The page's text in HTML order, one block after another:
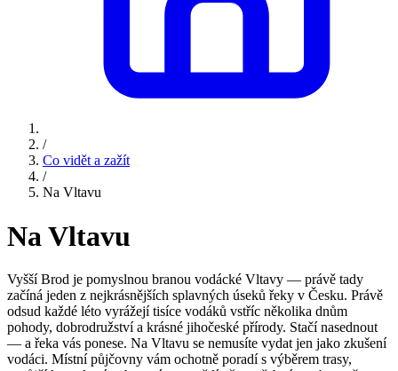
/
Co vidět a zažít
/
Na Vltavu
Na Vltavu
Vyšší Brod je pomyslnou branou vodácké Vltavy — právě tady
začíná jeden z nejkrásnějších splavných úseků řeky v Česku. Právě
odsud každé léto vyrážejí tisíce vodáků vstříc několika dnům
pohody, dobrodružství a krásné jihočeské přírody. Stačí nasednout
— a řeka vás ponese. Na Vltavu se nemusíte vydat jen jako zkušení
vodáci. Místní půjčovny vám ochotně poradí s výběrem trasy,